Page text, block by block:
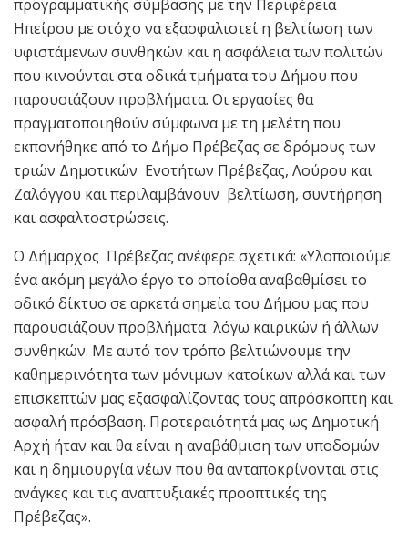
προγραμματικής σύμβασης με την Περιφέρεια
Ηπείρου με στόχο να εξασφαλιστεί η βελτίωση των
υφιστάμενων συνθηκών και η ασφάλεια των πολιτών
που κινούνται στα οδικά τμήματα του Δήμου που
παρουσιάζουν προβλήματα. Οι εργασίες θα
πραγματοποιηθούν σύμφωνα με τη μελέτη που
εκπονήθηκε από τo Δήμο Πρέβεζας σε δρόμους των
τριών Δημοτικών Ενοτήτων Πρέβεζας, Λούρου και
Ζαλόγγου και περιλαμβάνουν βελτίωση, συντήρηση
και ασφαλτοστρώσεις.
Ο Δήμαρχος Πρέβεζας ανέφερε σχετικά: «Υλοποιούμε
ένα ακόμη μεγάλο έργο το οποίοθα αναβαθμίσει το
οδικό δίκτυο σε αρκετά σημεία του Δήμου μας που
παρουσιάζουν προβλήματα λόγω καιρικών ή άλλων
συνθηκών. Με αυτό τον τρόπο βελτιώνουμε την
καθημερινότητα των μόνιμων κατοίκων αλλά και των
επισκεπτών μας εξασφαλίζοντας τους απρόσκοπτη και
ασφαλή πρόσβαση. Προτεραιότητά μας ως Δημοτική
Αρχή ήταν και θα είναι η αναβάθμιση των υποδομών
και η δημιουργία νέων που θα ανταποκρίνονται στις
ανάγκες και τις αναπτυξιακές προοπτικές της
Πρέβεζας».